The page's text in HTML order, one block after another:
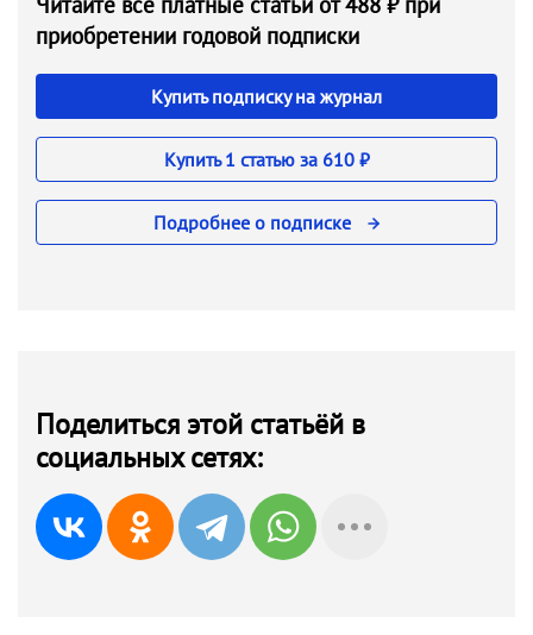
приобретении годовой подписки
Купить подписку на журнал
Купить 1 статью за 610 ₽
Подробнее о подписке
Поделиться этой статьёй в
социальных сетях: